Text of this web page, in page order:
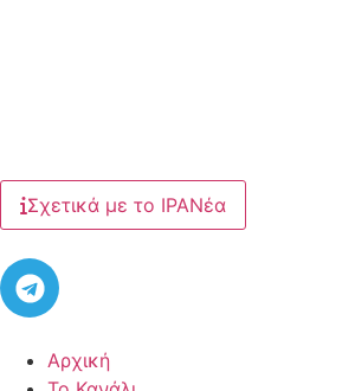
Σχετικά με το ΙΡΑΝέα
Αρχική